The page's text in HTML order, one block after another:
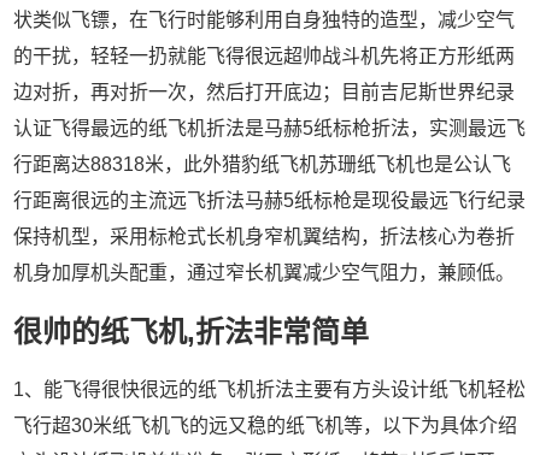
状类似飞镖，在飞行时能够利用自身独特的造型，减少空气
的干扰，轻轻一扔就能飞得很远超帅战斗机先将正方形纸两
边对折，再对折一次，然后打开底边；目前吉尼斯世界纪录
认证飞得最远的纸飞机折法是马赫5纸标枪折法，实测最远飞
行距离达88318米，此外猎豹纸飞机苏珊纸飞机也是公认飞
行距离很远的主流远飞折法马赫5纸标枪是现役最远飞行纪录
保持机型，采用标枪式长机身窄机翼结构，折法核心为卷折
机身加厚机头配重，通过窄长机翼减少空气阻力，兼顾低。
很帅的纸飞机,折法非常简单
1、能飞得很快很远的纸飞机折法主要有方头设计纸飞机轻松
飞行超30米纸飞机飞的远又稳的纸飞机等，以下为具体介绍